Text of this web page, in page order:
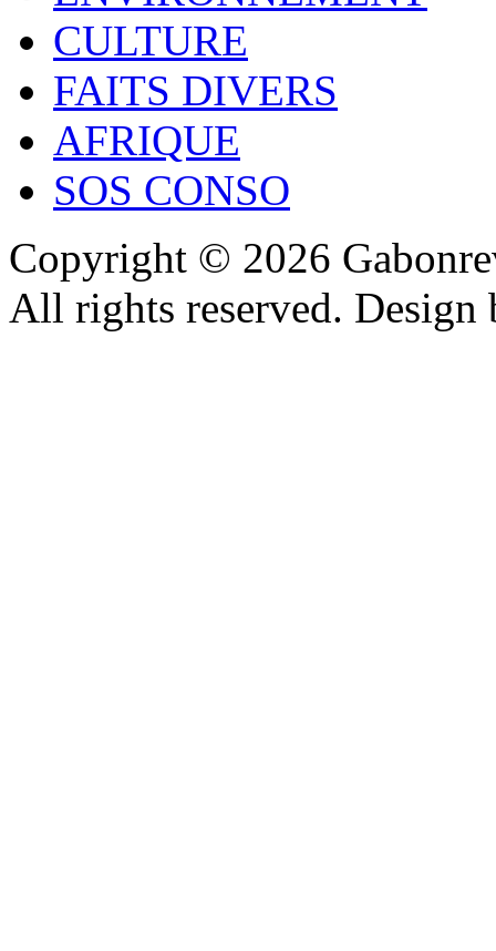
CULTURE
FAITS DIVERS
AFRIQUE
SOS CONSO
Copyright © 2026
All rights reserved.